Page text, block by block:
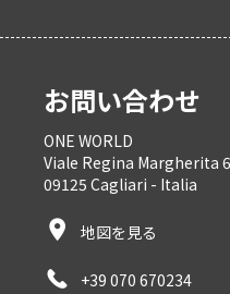
お問い合わせ
ONE WORLD
Viale Regina Margherita 6
09125 Cagliari - Italia
地図を見る
+39 070 670234